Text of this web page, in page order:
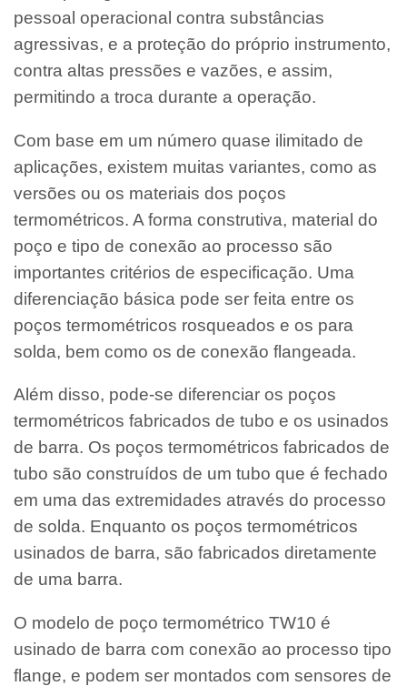
pessoal operacional contra substâncias
agressivas, e a proteção do próprio instrumento,
contra altas pressões e vazões, e assim,
permitindo a troca durante a operação.
Com base em um número quase ilimitado de
aplicações, existem muitas variantes, como as
versões ou os materiais dos poços
termométricos. A forma construtiva, material do
poço e tipo de conexão ao processo são
importantes critérios de especificação. Uma
diferenciação básica pode ser feita entre os
poços termométricos rosqueados e os para
solda, bem como os de conexão flangeada.
Além disso, pode-se diferenciar os poços
termométricos fabricados de tubo e os usinados
de barra. Os poços termométricos fabricados de
tubo são construídos de um tubo que é fechado
em uma das extremidades através do processo
de solda. Enquanto os poços termométricos
usinados de barra, são fabricados diretamente
de uma barra.
O modelo de poço termométrico TW10 é
usinado de barra com conexão ao processo tipo
flange, e podem ser montados com sensores de